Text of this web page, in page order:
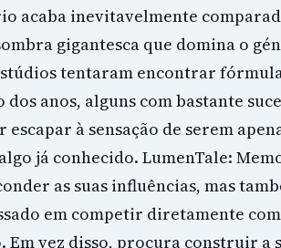
acaba inevitavelmente
gigantesca que domina o
tentaram encontrar
anos, alguns com bastante
à sensação de serem
já conhecido. LumenTale:
as suas influências, mas
em competir diretamente
Em vez disso, procura construir a